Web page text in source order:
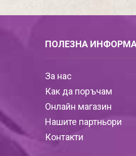
ПОЛЕЗНА
За нас
Как да поръчам
Онлайн магазин
Нашите партньори
Контакти